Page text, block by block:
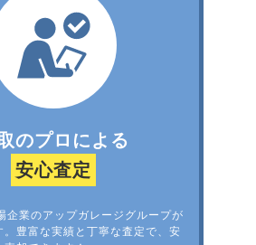
のプロによる
安心査定
企業のアップガレージグループが
。豊富な実績と丁寧な査定で、安